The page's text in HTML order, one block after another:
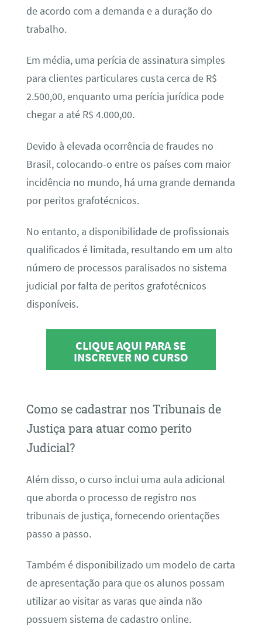
de acordo com a demanda e a duração do
trabalho.
Em média, uma perícia de assinatura simples
para clientes particulares custa cerca de R$
2.500,00, enquanto uma perícia jurídica pode
chegar a até R$ 4.000,00.
Devido à elevada ocorrência de fraudes no
Brasil, colocando-o entre os países com maior
incidência no mundo, há uma grande demanda
por peritos grafotécnicos.
No entanto, a disponibilidade de profissionais
qualificados é limitada, resultando em um alto
número de processos paralisados no sistema
judicial por falta de peritos grafotécnicos
disponíveis.
CLIQUE AQUI PARA SE
INSCREVER NO CURSO
Como se cadastrar nos Tribunais de
Justiça para atuar como perito
Judicial?
Além disso, o curso inclui uma aula adicional
que aborda o processo de registro nos
tribunais de justiça, fornecendo orientações
passo a passo.
Também é disponibilizado um modelo de carta
de apresentação para que os alunos possam
utilizar ao visitar as varas que ainda não
possuem sistema de cadastro online.